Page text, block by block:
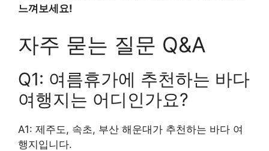
느껴보세요!
자주 묻는 질문 Q&A
Q1: 여름휴가에 추천하는 바다
여행지는 어디인가요?
A1: 제주도, 속초, 부산 해운대가 추천하는 바다 여
행지입니다.